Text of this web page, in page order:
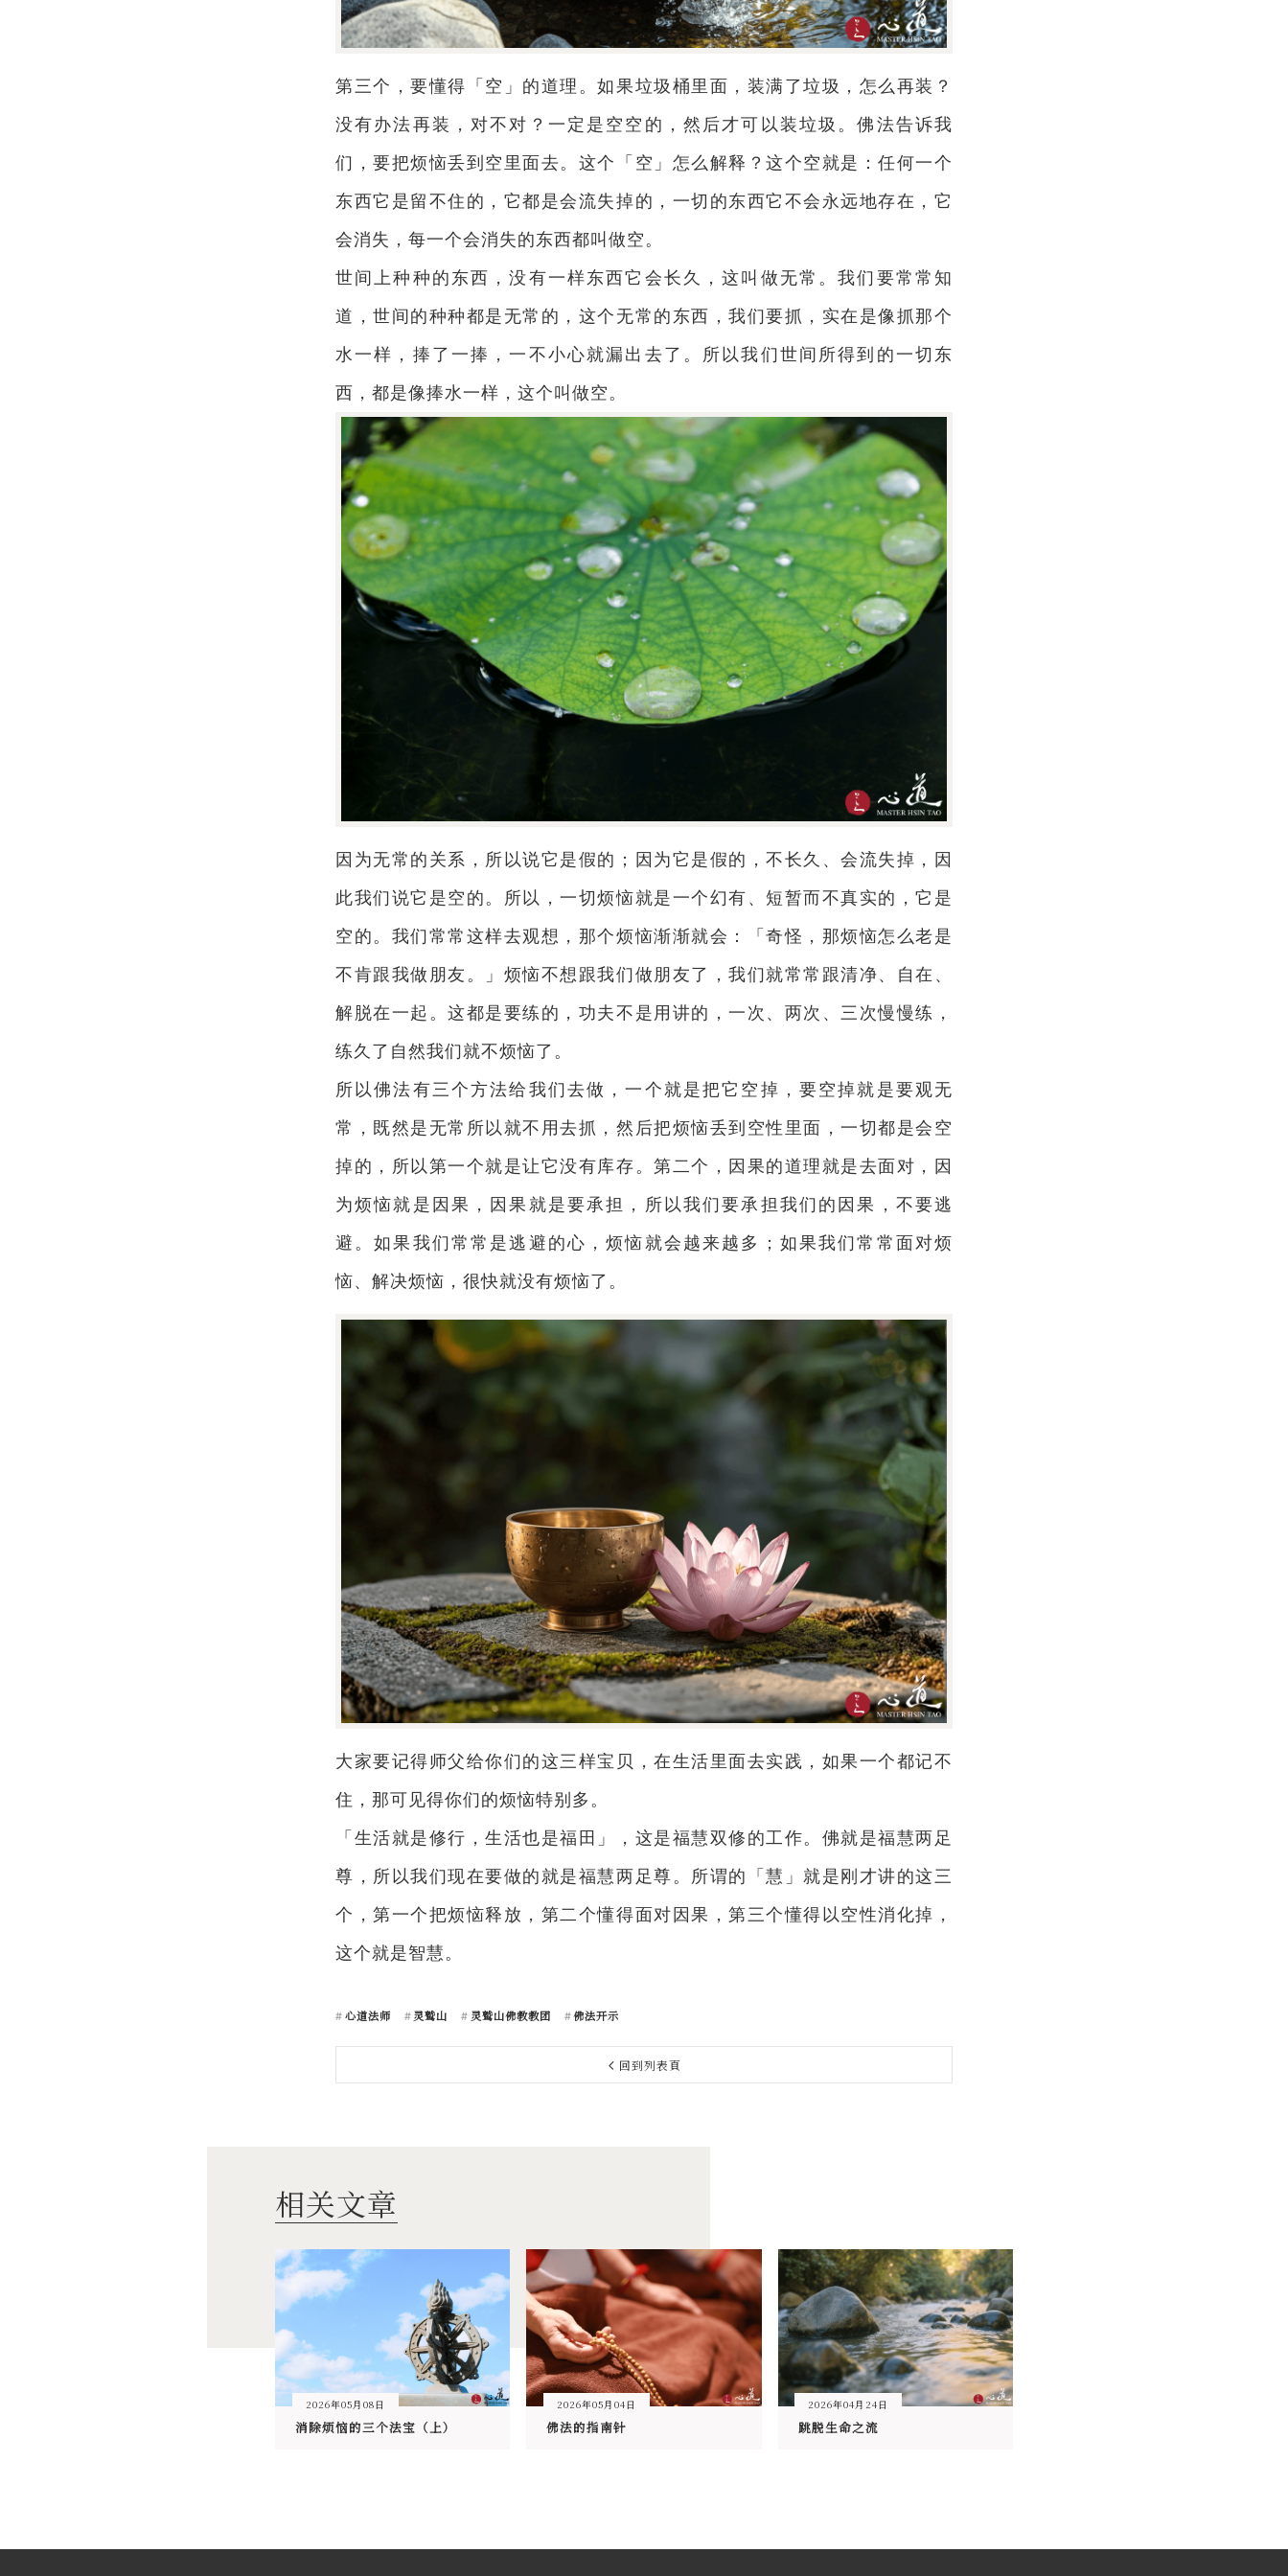
第三个，要懂得「空」的道理。如果垃圾桶里面，装满了垃圾，怎么再装？
没有办法再装，对不对？一定是空空的，然后才可以装垃圾。佛法告诉我
们，要把烦恼丢到空里面去。这个「空」怎么解释？这个空就是：任何一个
东西它是留不住的，它都是会流失掉的，一切的东西它不会永远地存在，它
会消失，每一个会消失的东西都叫做空。
世间上种种的东西，没有一样东西它会长久，这叫做无常。我们要常常知
道，世间的种种都是无常的，这个无常的东西，我们要抓，实在是像抓那个
水一样，捧了一捧，一不小心就漏出去了。所以我们世间所得到的一切东
西，都是像捧水一样，这个叫做空。
因为无常的关系，所以说它是假的；因为它是假的，不长久、会流失掉，因
此我们说它是空的。所以，一切烦恼就是一个幻有、短暂而不真实的，它是
空的。我们常常这样去观想，那个烦恼渐渐就会：「奇怪，那烦恼怎么老是
不肯跟我做朋友。」烦恼不想跟我们做朋友了，我们就常常跟清净、自在、
解脱在一起。这都是要练的，功夫不是用讲的，一次、两次、三次慢慢练，
练久了自然我们就不烦恼了。
所以佛法有三个方法给我们去做，一个就是把它空掉，要空掉就是要观无
常，既然是无常所以就不用去抓，然后把烦恼丢到空性里面，一切都是会空
掉的，所以第一个就是让它没有库存。第二个，因果的道理就是去面对，因
为烦恼就是因果，因果就是要承担，所以我们要承担我们的因果，不要逃
避。如果我们常常是逃避的心，烦恼就会越来越多；如果我们常常面对烦
恼、解决烦恼，很快就没有烦恼了。
大家要记得师父给你们的这三样宝贝，在生活里面去实践，如果一个都记不
住，那可见得你们的烦恼特别多。
「生活就是修行，生活也是福田」，这是福慧双修的工作。佛就是福慧两足
尊，所以我们现在要做的就是福慧两足尊。所谓的「慧」就是刚才讲的这三
个，第一个把烦恼释放，第二个懂得面对因果，第三个懂得以空性消化掉，
这个就是智慧。
心道法师 灵鹫山 灵鹫山佛教教团 佛法开示
回到列表頁
相关文章
2026年05月08日
消除烦恼的三个法宝（上）
2026年05月04日
佛法的指南针
2026年04月24日
跳脱生命之流